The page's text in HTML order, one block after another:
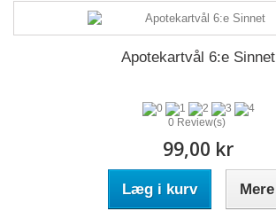
Apotekartvål 6:e Sinnet
0 Review(s)
99,00 kr
Læg i kurv Mere